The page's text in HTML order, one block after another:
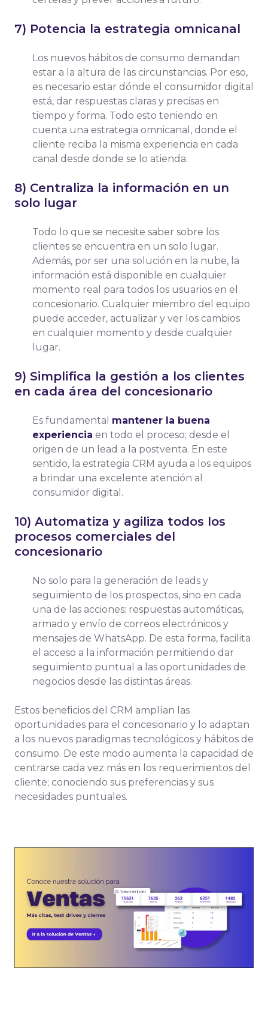
7) Potencia la estrategia omnicanal
Los nuevos hábitos de consumo demandan
estar a la altura de las circunstancias. Por eso,
es necesario estar dónde el consumidor digital
está, dar respuestas claras y precisas en
tiempo y forma. Todo esto teniendo en
cuenta una estrategia omnicanal, donde el
cliente reciba la misma experiencia en cada
canal desde donde se lo atienda.
8) Centraliza la información en un
solo lugar
Todo lo que se necesite saber sobre los
clientes se encuentra en un solo lugar.
Además, por ser una solución en la nube, la
información está disponible en cualquier
momento real para todos los usuarios en el
concesionario. Cualquier miembro del equipo
puede acceder, actualizar y ver los cambios
en cualquier momento y desde cualquier
lugar.
9) Simplifica la gestión a los clientes
en cada área del concesionario
Es fundamental mantener la buena
experiencia en todo el proceso; desde el
origen de un lead a la postventa. En este
sentido, la estrategia CRM ayuda a los equipos
a brindar una excelente atención al
consumidor digital.
10) Automatiza y agiliza todos los
procesos comerciales del
concesionario
No solo para la generación de leads y
seguimiento de los prospectos, sino en cada
una de las acciones: respuestas automáticas,
armado y envío de correos electrónicos y
mensajes de WhatsApp. De esta forma, facilita
el acceso a la información permitiendo dar
seguimiento puntual a las oportunidades de
negocios desde las distintas áreas.
Estos beneficios del CRM amplían las
oportunidades para el concesionario y lo adaptan
a los nuevos paradigmas tecnológicos y hábitos de
consumo. De este modo aumenta la capacidad de
centrarse cada vez más en los requerimientos del
cliente; conociendo sus preferencias y sus
necesidades puntuales.